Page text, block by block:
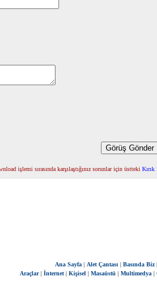
işlemi sırasında karşılaştığınız sorunlar için üstteki
Ana Sayfa| Alet Çantası| Basında Biz|
Araçlar| İnternet| Kişisel| Masaüstü | Multimedya|